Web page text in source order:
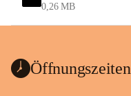
0,26 MB
Öffnungszeiten